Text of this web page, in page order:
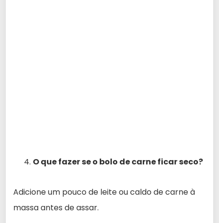
O que fazer se o bolo de carne ficar seco?
Adicione um pouco de leite ou caldo de carne à
massa antes de assar.